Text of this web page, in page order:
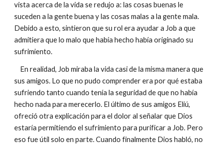
vista acerca de la vida se redujo a: las cosas buenas le
suceden a la gente buena y las cosas malas a la gente mala.
Debido a esto, sintieron que su rol era ayudar a Job a que
admitiera que lo malo que había hecho había originado su
sufrimiento.
En realidad, Job miraba la vida casi de la misma manera que
sus amigos. Lo que no pudo comprender era por qué estaba
sufriendo tanto cuando tenía la seguridad de que no había
hecho nada para merecerlo. El último de sus amigos Eliú,
ofreció otra explicación para el dolor al señalar que Dios
estaría permitiendo el sufrimiento para purificar a Job. Pero
eso fue útil solo en parte. Cuando finalmente Dios habló, no